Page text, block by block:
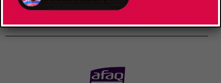
NOSCERTIFICATIONS ET LABELS